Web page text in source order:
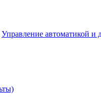
Управление автоматикой и